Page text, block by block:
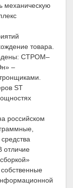
механическую
товара.
СТРОМ–
–
ST
российском
отличие